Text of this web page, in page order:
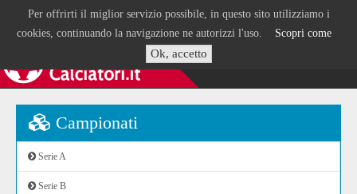
Per offrirti il miglior servizio possibile, in questo sito utilizziamo i
cookies, continuando la navigazione ne autorizzi l'uso. Scopri come
Ok, accetto
Campionati
Serie A
Serie B